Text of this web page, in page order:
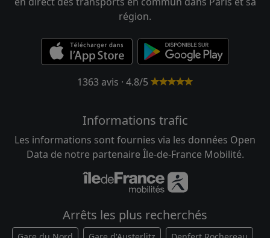
région.
1363 avis · 4.8/5
Informations trafic
Les informations sont fournies via les données Open
Data de notre partenaire Île-de-France Mobilité.
Arrêts les plus recherchés